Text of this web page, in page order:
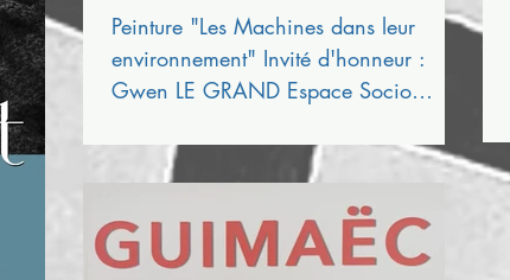
Peinture "Les Machines dans leur
environnement" Invité d'honneur :
Gwen LE GRAND Espace Socio